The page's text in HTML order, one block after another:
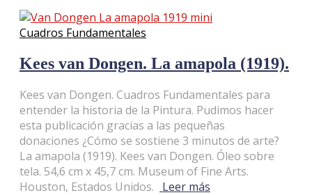
Cuadros Fundamentales
Kees van Dongen. La amapola (1919).
Kees van Dongen. Cuadros Fundamentales para
entender la historia de la Pintura. Pudimos hacer
esta publicación gracias a las pequeñas
donaciones ¿Cómo se sostiene 3 minutos de arte?
La amapola (1919). Kees van Dongen. Óleo sobre
tela. 54,6 cm x 45,7 cm. Museum of Fine Arts.
Houston, Estados Unidos.
Leer más